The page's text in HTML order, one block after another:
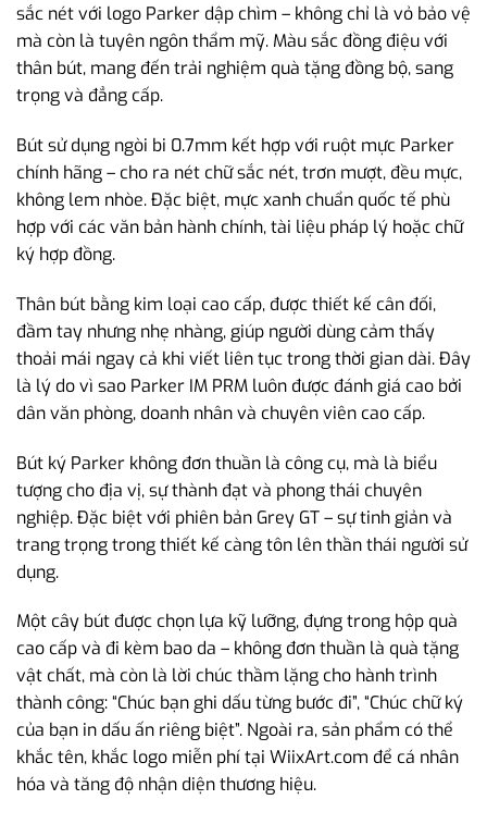
sắc nét với logo Parker dập chìm – không chỉ là vỏ bảo vệ
mà còn là tuyên ngôn thẩm mỹ. Màu sắc đồng điệu với
thân bút, mang đến trải nghiệm quà tặng đồng bộ, sang
trọng và đẳng cấp.
Bút sử dụng ngòi bi 0.7mm kết hợp với ruột mực Parker
chính hãng – cho ra nét chữ sắc nét, trơn mượt, đều mực,
không lem nhòe. Đặc biệt, mực xanh chuẩn quốc tế phù
hợp với các văn bản hành chính, tài liệu pháp lý hoặc chữ
ký hợp đồng.
Thân bút bằng kim loại cao cấp, được thiết kế cân đối,
đầm tay nhưng nhẹ nhàng, giúp người dùng cảm thấy
thoải mái ngay cả khi viết liên tục trong thời gian dài. Đây
là lý do vì sao Parker IM PRM luôn được đánh giá cao bởi
dân văn phòng, doanh nhân và chuyên viên cao cấp.
Bút ký Parker không đơn thuần là công cụ, mà là biểu
tượng cho địa vị, sự thành đạt và phong thái chuyên
nghiệp. Đặc biệt với phiên bản Grey GT – sự tinh giản và
trang trọng trong thiết kế càng tôn lên thần thái người sử
dụng.
Một cây bút được chọn lựa kỹ lưỡng, đựng trong hộp quà
cao cấp và đi kèm bao da – không đơn thuần là quà tặng
vật chất, mà còn là lời chúc thầm lặng cho hành trình
thành công: “Chúc bạn ghi dấu từng bước đi”, “Chúc chữ ký
của bạn in dấu ấn riêng biệt”. Ngoài ra, sản phẩm có thể
khắc tên, khắc logo miễn phí tại WiixArt.com để cá nhân
hóa và tăng độ nhận diện thương hiệu.